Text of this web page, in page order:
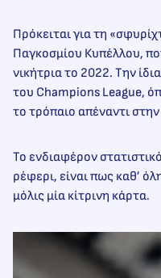
Πρόκειται για τη
Παγκοσμίου Κυπέλλου,
νικήτρια το 2022. Την
του Champions League,
το τρόπαιο απέναντι στην
Το ενδιαφέρον
ρέφερι, είναι πως καθ’
μόλις μία κίτρινη κάρτα.